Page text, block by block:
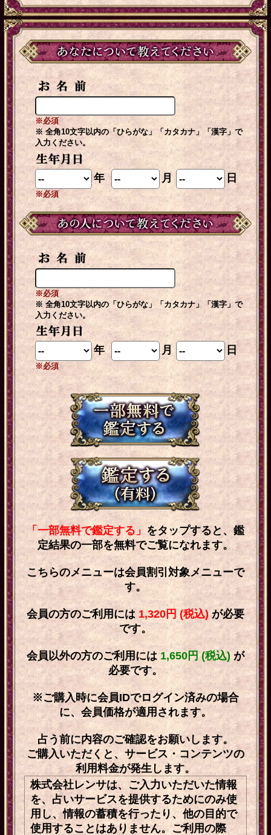
※必須
※ 全角10文字以内の「ひらがな」「カタカナ」「漢字」で
入力ください。
年 月 日
※必須
※必須
※ 全角10文字以内の「ひらがな」「カタカナ」「漢字」で
入力ください。
年 月 日
※必須
「一部無料で鑑定する」をタップすると、鑑
定結果の一部を無料でご覧になれます。
こちらのメニューは会員割引対象メニューで
す。
会員の方のご利用には1,320円 (税込)が必要
です。
会員以外の方のご利用には1,650円 (税込) が
必要です。
※ご購入時に会員IDでログイン済みの場合
に、会員価格が適用されます。
占う前に内容のご確認をお願いします。
ご購入いただくと、サービス・コンテンツの
利用料金が発生します。
株式会社レンサは、ご入力いただいた情報
を、占いサービスを提供するためにのみ使
用し、情報の蓄積を行ったり、他の目的で
使用することはありません。ご利用の際